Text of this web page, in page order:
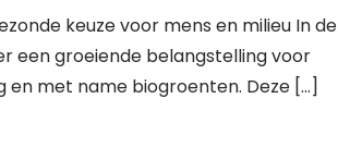
keuze voor mens en milieu In de
een groeiende belangstelling voor
en met name biogroenten. Deze […]